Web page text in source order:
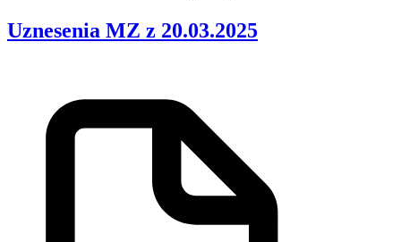
Uznesenia MZ z 20.03.2025